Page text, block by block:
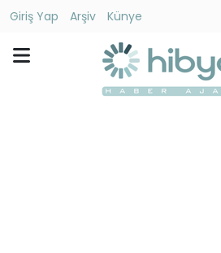
Giriş Yap Arşiv
Künye